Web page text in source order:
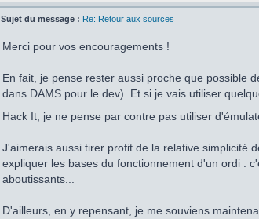
Sujet du message : Re: Retour aux sources
Merci pour vos encouragements !
En fait, je pense rester aussi proche que possible
dans DAMS pour le dev). Et si je vais utiliser
Hack It, je ne pense par contre pas utiliser
J'aimerais aussi tirer profit de la relative simplicité
expliquer les bases du fonctionnement d'un ordi :
aboutissants...
D'ailleurs, en y repensant, je me souviens